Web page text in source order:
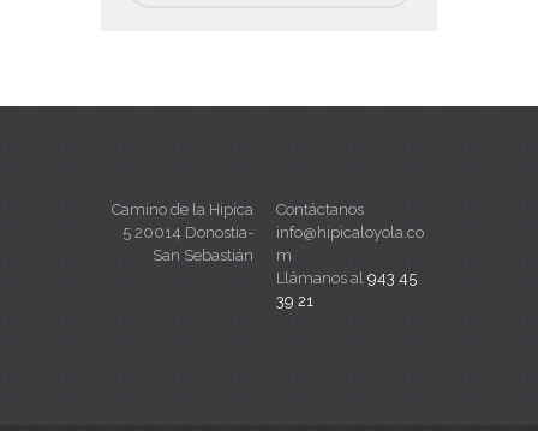
Camino de la Hipica
5 20014 Donostia-
San Sebastián
Contáctanos
info@hipicaloyola.co
m
Llámanos al 943 45
39 21